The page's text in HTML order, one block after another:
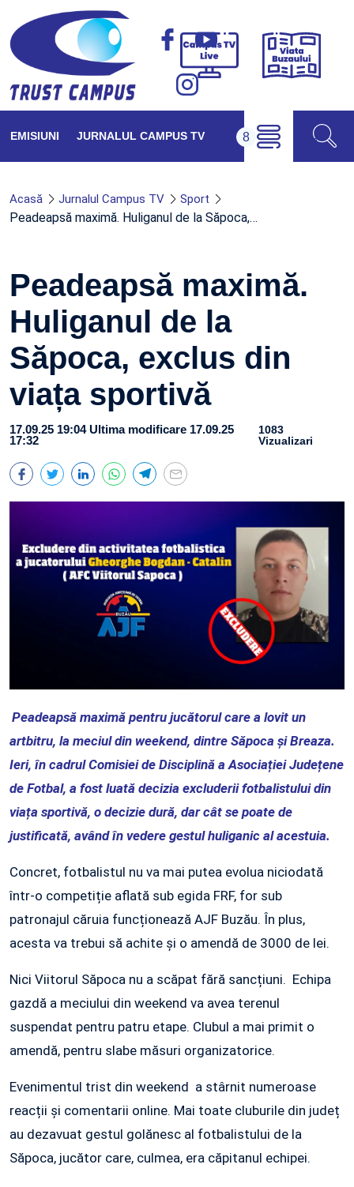
Campus
Viața
EMISIUNI JURNALUL CAMPUS TV
Acasă Jurnalul Campus TV Sport
Peadeapsă maximă. Huliganul de la Săpoca,…
Peadeapsă maximă.
Huliganul de la
Săpoca, exclus din
viața sportivă
17.09.25 19:04 Ultima modificare 17.09.25
17:32
1083
Vizualizari
Peadeapsă maximă pentru jucătorul care a lovit un
artbitru, la meciul din weekend, dintre Săpoca și Breaza.
Ieri, în cadrul Comisiei de Disciplină a Asociației Județene
de Fotbal, a fost luată decizia excluderii fotbalistului din
viața sportivă, o decizie dură, dar cât se poate de
justificată, având în vedere gestul huliganic al acestuia.
Concret, fotbalistul nu va mai putea evolua niciodată
într-o competiție aflată sub egida FRF, for sub
patronajul căruia funcționează AJF Buzău. În plus,
acesta va trebui să achite și o amendă de 3000 de lei.
Nici Viitorul Săpoca nu a scăpat fără sancțiuni. Echipa
gazdă a meciului din weekend va avea terenul
suspendat pentru patru etape. Clubul a mai primit o
amendă, pentru slabe măsuri organizatorice.
Evenimentul trist din weekend a stârnit numeroase
reacții și comentarii online. Mai toate cluburile din județ
au dezavuat gestul golănesc al fotbalistului de la
Săpoca, jucător care, culmea, era căpitanul echipei.